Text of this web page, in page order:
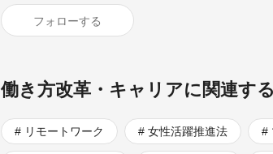
フォローする
働き方改革・キャリアに関連す
リモートワーク 女性活躍推進法